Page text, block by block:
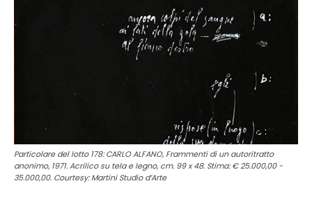
Particolare del lotto 178: CARLO ALFANO, Frammenti di un autoritratto
anonimo, 1971. Acrilico su tela e legno, cm. 99 x 48. Stima: € 25.000,00 -
35.000,00. Courtesy: Martini Studio d’Arte